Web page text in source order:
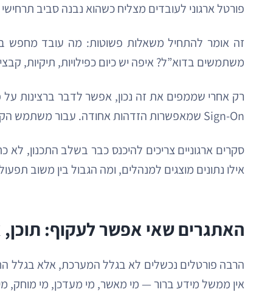
פורטל ארגוני לעובדים מצליח כשהוא נבנה סביב
זה אומר להתחיל משאלות פשוטות: מה עובד מחפש
משתמשים בדוא”ל? איפה יש כיום כפילויות, תיקיות,
Sign-On שמאפשרות הזדהות אחודה. עבור משתמש הקצה, SSO פשוט אומר פחות סיסמאות וכניסה חלקה יותר. עבור הארגון, זה גם נוח יותר וגם נשלט יותר מבחינת אבטחה.
סקרים ארגוניים צריכים להיכנס כבר בשלב התכנון,
אילו נתונים מוצגים למנהלים, ומה הגבול בין משוב
האתגרים שאי אפשר לעקוף: תוכן,
הרבה פורטלים נכשלים לא בגלל המערכת, אלא בגלל
אין ממשל מידע ברור — מי מאשר, מי מעדכן, מי מוחק,